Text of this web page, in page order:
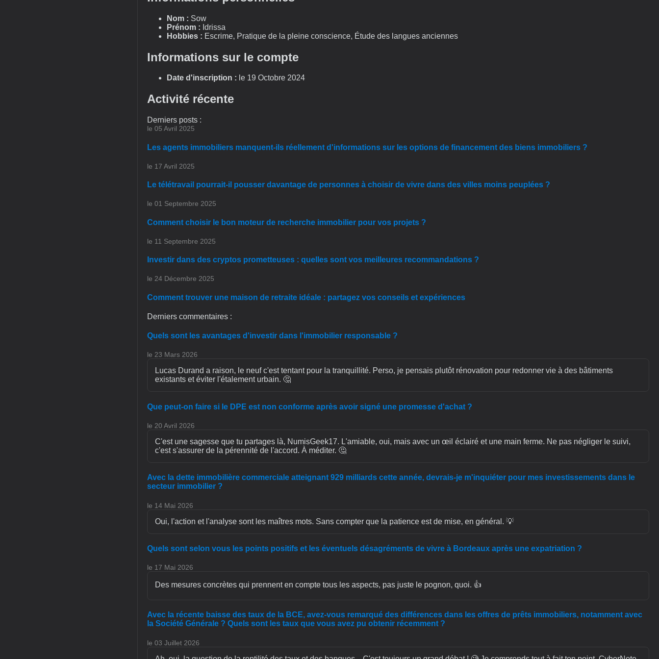
Nom : Sow
Prénom : Idrissa
Hobbies : Escrime, Pratique de la pleine conscience, Étude des langues anciennes
Informations sur le compte
Date d'inscription : le 19 Octobre 2024
Activité récente
Derniers posts :
le 05 Avril 2025
Les agents immobiliers manquent-ils réellement d'informations sur les options de financement des biens immobiliers ?
le 17 Avril 2025
Le télétravail pourrait-il pousser davantage de personnes à choisir de vivre dans des villes moins peuplées ?
le 01 Septembre 2025
Comment choisir le bon moteur de recherche immobilier pour vos projets ?
le 11 Septembre 2025
Investir dans des cryptos prometteuses : quelles sont vos meilleures recommandations ?
le 24 Décembre 2025
Comment trouver une maison de retraite idéale : partagez vos conseils et expériences
Derniers commentaires :
Quels sont les avantages d'investir dans l'immobilier responsable ?
le 23 Mars 2026
Lucas Durand a raison, le neuf c'est tentant pour la tranquillité. Perso, je pensais plutôt rénovation pour redonner vie à des bâtiments
existants et éviter l'étalement urbain. 🤔
Que peut-on faire si le DPE est non conforme après avoir signé une promesse d'achat ?
le 20 Avril 2026
C'est une sagesse que tu partages là, NumisGeek17. L'amiable, oui, mais avec un œil éclairé et une main ferme. Ne pas négliger le suivi,
c'est s'assurer de la pérennité de l'accord. À méditer. 🤔
Avec la dette immobilière commerciale atteignant 929 milliards cette année, devrais-je m'inquiéter pour mes investissements dans le
secteur immobilier ?
le 14 Mai 2026
Oui, l'action et l'analyse sont les maîtres mots. Sans compter que la patience est de mise, en général. 💡
Quels sont selon vous les points positifs et les éventuels désagréments de vivre à Bordeaux après une expatriation ?
le 17 Mai 2026
Des mesures concrètes qui prennent en compte tous les aspects, pas juste le pognon, quoi. 👍
Avec la récente baisse des taux de la BCE, avez-vous remarqué des différences dans les offres de prêts immobiliers, notamment avec
la Société Générale ? Quels sont les taux que vous avez pu obtenir récemment ?
le 03 Juillet 2026